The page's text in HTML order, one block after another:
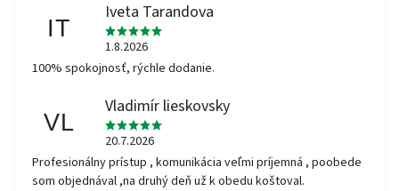
IT
Iveta Tarandova
1.8.2026
100% spokojnosť, rýchle dodanie.
VL
Vladimír lieskovsky
20.7.2026
Profesionálny prístup , komunikácia veľmi príjemná , poobede
som objednával ,na druhý deň už k obedu koštoval.